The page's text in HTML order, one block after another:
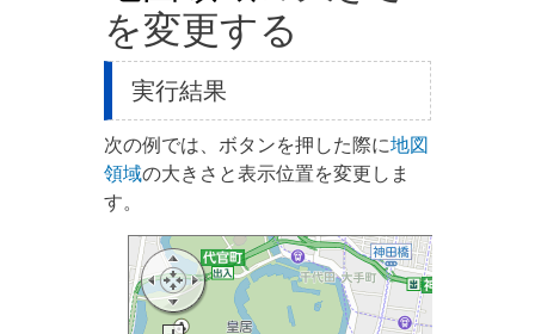
を変更する
実行結果
次の例では、ボタンを押した際に地図
領域の大きさと表示位置を変更しま
す。